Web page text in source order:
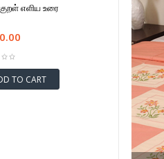
எளிய உரை
TO CART